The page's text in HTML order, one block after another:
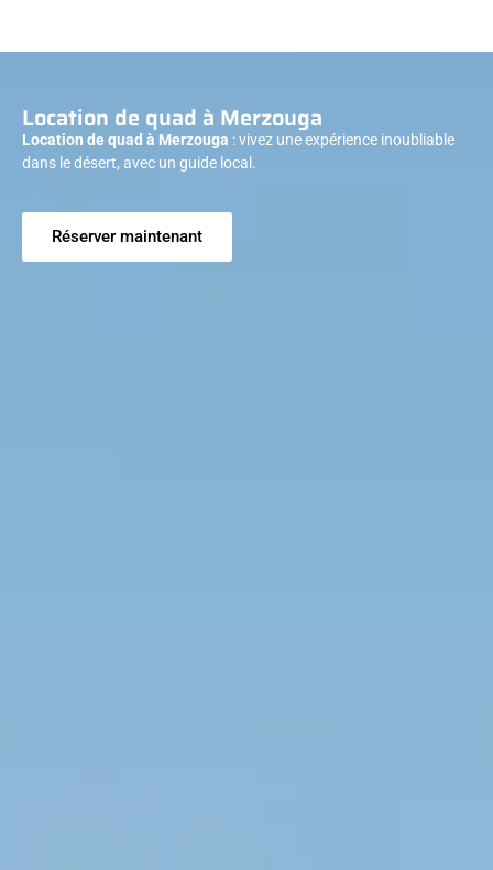
Location de quad à Merzouga
Location de quad à Merzouga : vivez une expérience inoubliable
dans le désert, avec un guide local.
Réserver maintenant